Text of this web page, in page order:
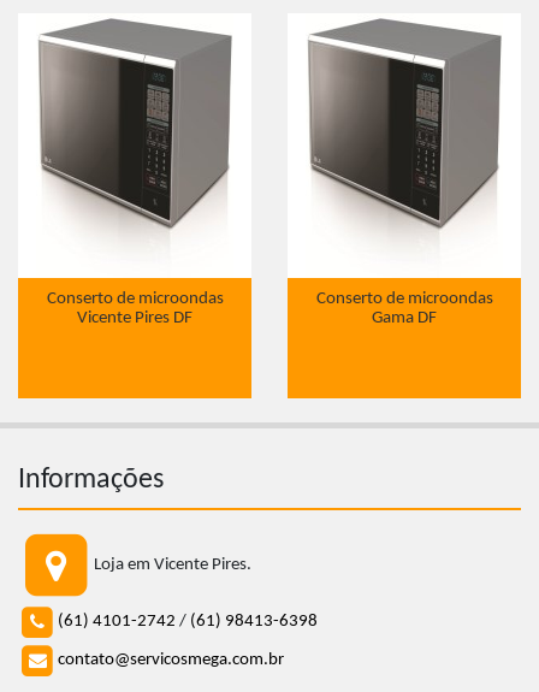
Conserto de microondas
Vicente Pires DF
Conserto de microondas
Gama DF
Informações
Loja em Vicente Pires.
(61) 4101-2742 / (61) 98413-6398
contato@servicosmega.com.br